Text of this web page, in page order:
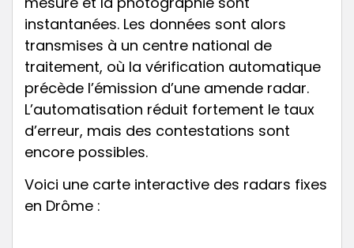
instantanées. Les données sont alors
transmises à un centre national de
traitement, où la vérification automatique
précède l’émission d’une amende radar.
L’automatisation réduit fortement le taux
d’erreur, mais des contestations sont
encore possibles.
Voici une carte interactive des radars fixes
en Drôme :